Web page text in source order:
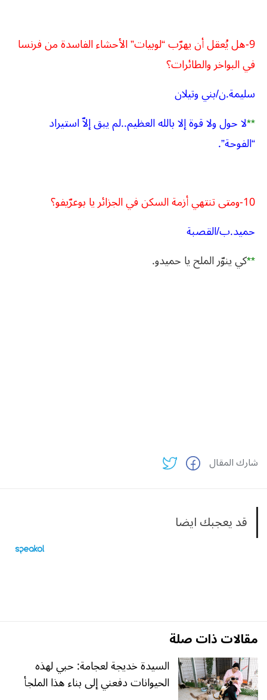
9-هل يُعقل أن يهرّب “لوبيات” الأحشاء الفاسدة من فرنسا
في البواخر والطائرات؟
سليمة.ن/بني وتيلان
**لا حول ولا قوة إلا بالله العظيم..لم يبق إلاّ استيراد
“الفوحة”.
10-ومتى تنتهي أزمة السكن في الجزائر يا بوعرّيفو؟
حميد.ب/القصبة
**كي ينوّر الملح يا حميدو.
شارك المقال
قد يعجبك ايضا
مقالات ذات صلة
السيدة خديجة لعجامة: حبي لهذه
الحيوانات دفعني إلى بناء هذا الملجأ